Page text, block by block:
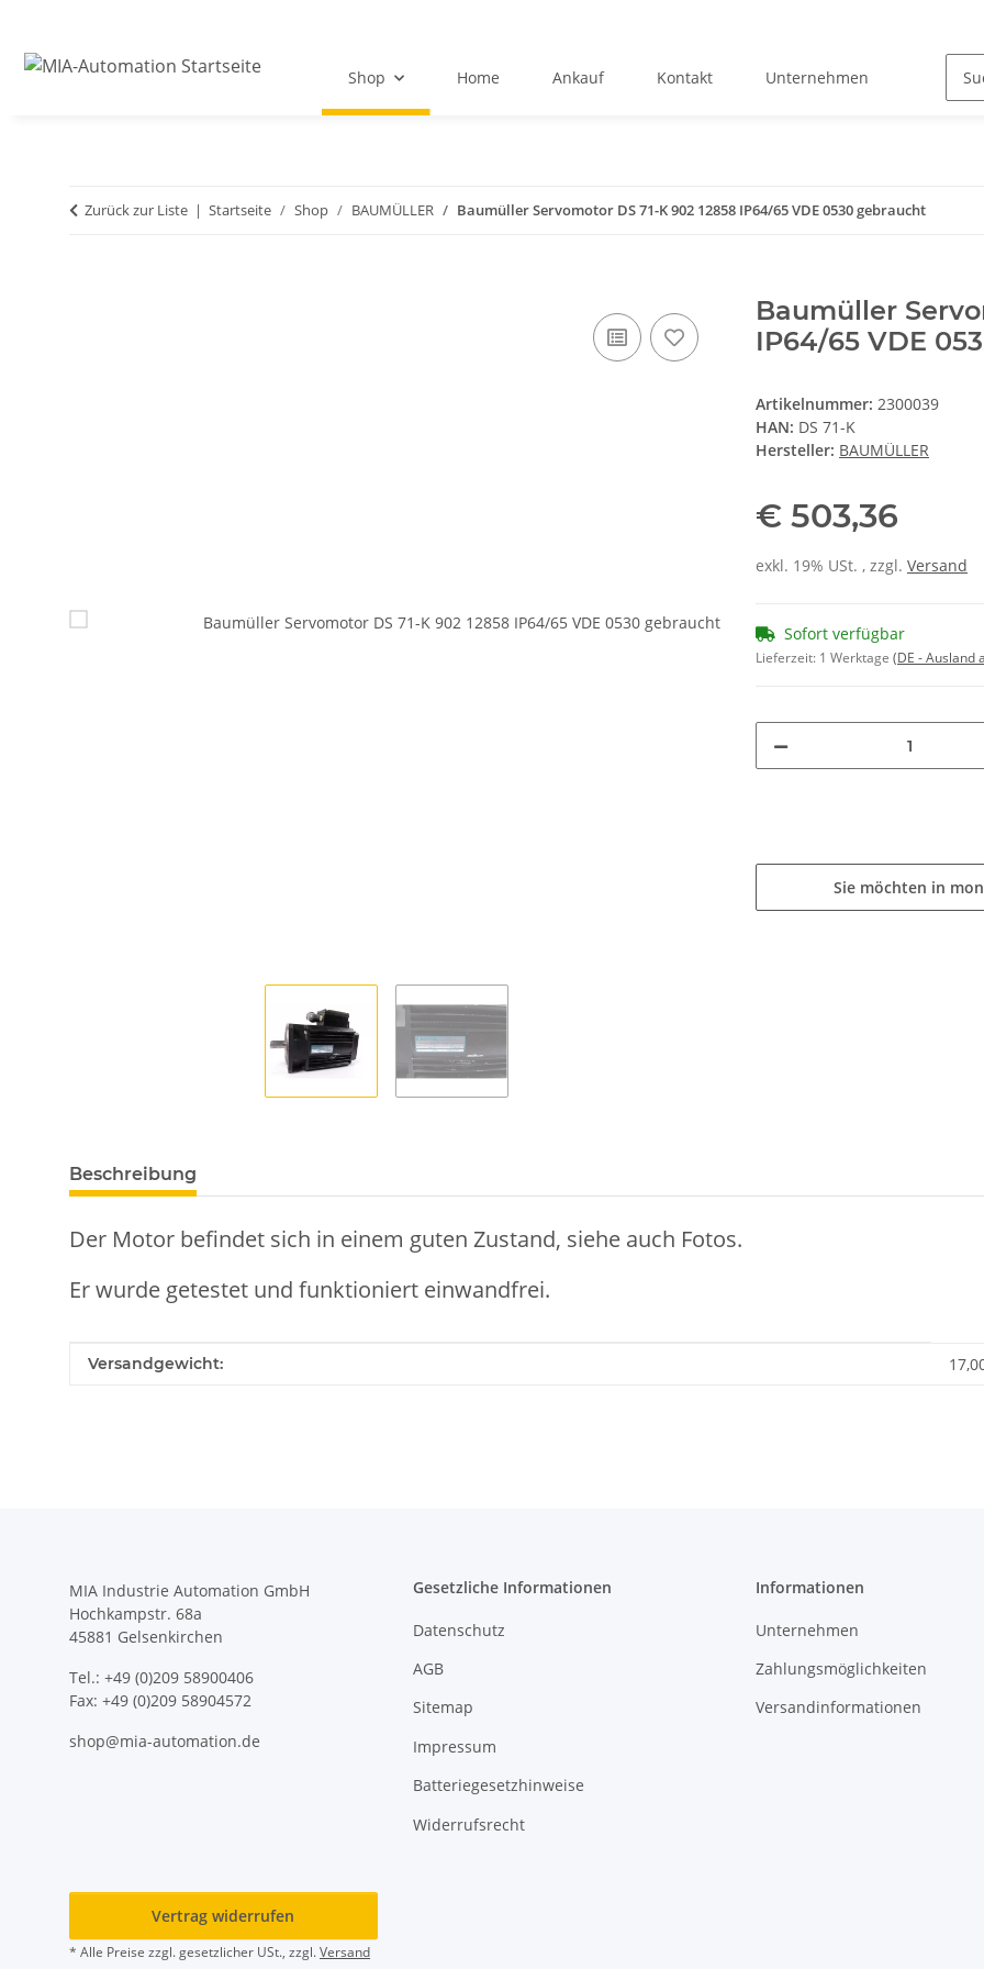
Shop Home Ankauf Kontakt Unternehmen
Zurück zur Liste Startseite Shop BAUMÜLLER Baumüller Servomotor DS 71-K 902 12858 IP64/65 VDE 0530 gebraucht
Baumüller
IP64/65 VDE
Artikelnummer: 2300039
HAN: DS 71-K
Hersteller: BAUMÜLLER
€ 503,36
exkl. 19% USt. , zzgl. Versand
Sofort verfügbar
Lieferzeit: 1 Werktage (DE - Ausland
Sie möchten in
Beschreibung
Der Motor befindet sich in einem guten Zustand, siehe auch Fotos.
Er wurde getestet und funktioniert einwandfrei.
Produkteigenschaft
Wert
Versandgewicht:
MIA Industrie Automation GmbH
Hochkampstr. 68a
45881 Gelsenkirchen
Tel.: +49 (0)209 58900406
Fax: +49 (0)209 58904572
shop@mia-automation.de
Gesetzliche Informationen
Datenschutz
AGB
Sitemap
Impressum
Batteriegesetzhinweise
Widerrufsrecht
Informationen
Unternehmen
Zahlungsmöglichkeiten
Versandinformationen
Vertrag widerrufen
* Alle Preise zzgl. gesetzlicher USt., zzgl.Versand